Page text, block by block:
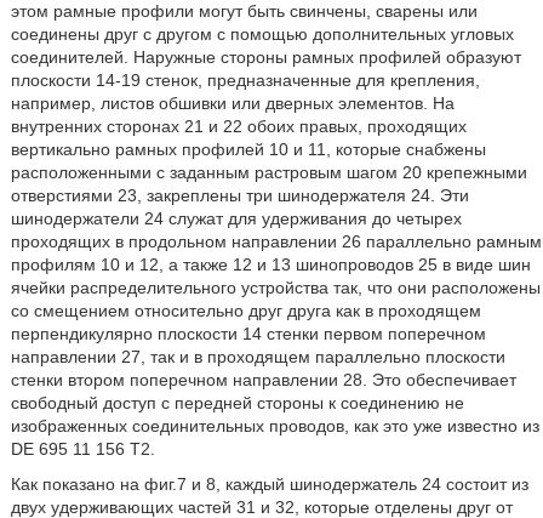
этом рамные профили могут быть свинчены, сварены или
соединены друг с другом с помощью дополнительных угловых
соединителей. Наружные стороны рамных профилей образуют
плоскости 14-19 стенок, предназначенные для крепления,
например, листов обшивки или дверных элементов. На
внутренних сторонах 21 и 22 обоих правых, проходящих
вертикально рамных профилей 10 и 11, которые снабжены
расположенными с заданным растровым шагом 20 крепежными
отверстиями 23, закреплены три шинодержателя 24. Эти
шинодержатели 24 служат для удерживания до четырех
проходящих в продольном направлении 26 параллельно рамным
профилям 10 и 12, а также 12 и 13 шинопроводов 25 в виде шин
ячейки распределительного устройства так, что они расположены
со смещением относительно друг друга как в проходящем
перпендикулярно плоскости 14 стенки первом поперечном
направлении 27, так и в проходящем параллельно плоскости
стенки втором поперечном направлении 28. Это обеспечивает
свободный доступ с передней стороны к соединению не
изображенных соединительных проводов, как это уже известно из
DE 695 11 156 Т2.
Как показано на фиг.7 и 8, каждый шинодержатель 24 состоит из
двух удерживающих частей 31 и 32, которые отделены друг от